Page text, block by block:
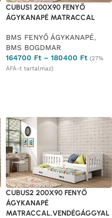
CUBUS1 200X90 FENYŐ
ÁGYKANAPÉ MATRACCAL
BMS FENYŐ ÁGYKANAPÉ,
BMS BOGDMAR
164700 Ft – 180400 Ft (27%
ÁFÁ-t tartalmaz)
CUBUS2 200X90 FENYŐ
ÁGYKANAPÉ
MATRACCAL,VENDÉGÁGGYAL